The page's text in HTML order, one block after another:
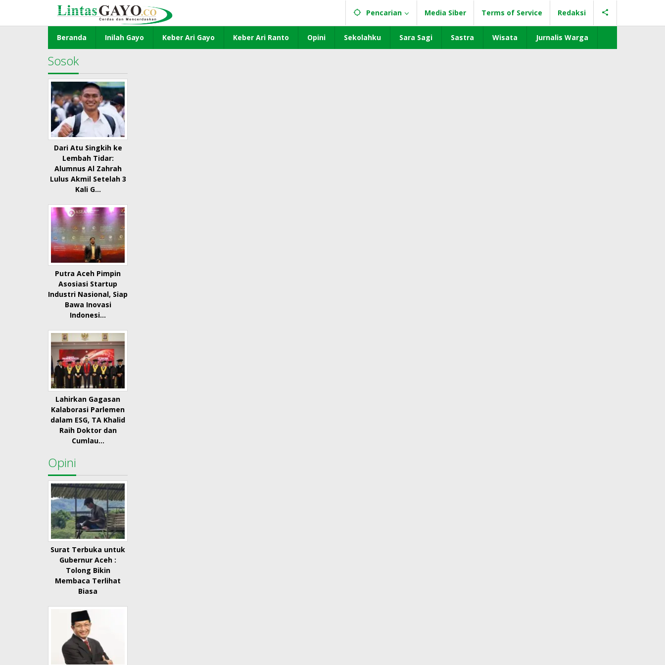
konten
Pencarian Media Siber Terms of Service Redaksi
Beranda Inilah Gayo Keber Ari Gayo Keber Ari Ranto Opini Sekolahku Sara Sagi Sastra Wisata Jurnalis Warga
Sosok
Dari Atu Singkih ke
Lembah Tidar:
Alumnus Al Zahrah
Lulus Akmil Setelah 3
Kali G…
Putra Aceh Pimpin
Asosiasi Startup
Industri Nasional, Siap
Bawa Inovasi
Indonesi…
Lahirkan Gagasan
Kalaborasi Parlemen
dalam ESG, TA Khalid
Raih Doktor dan
Cumlau…
Opini
Surat Terbuka untuk
Gubernur Aceh :
Tolong Bikin
Membaca Terlihat
Biasa